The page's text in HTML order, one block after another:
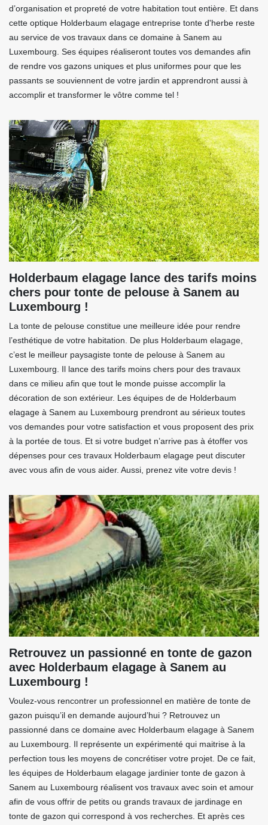
d’organisation et propreté de votre habitation tout entière. Et dans
cette optique Holderbaum elagage entreprise tonte d'herbe reste
au service de vos travaux dans ce domaine à Sanem au
Luxembourg. Ses équipes réaliseront toutes vos demandes afin
de rendre vos gazons uniques et plus uniformes pour que les
passants se souviennent de votre jardin et apprendront aussi à
accomplir et transformer le vôtre comme tel !
Holderbaum elagage lance des tarifs moins
chers pour tonte de pelouse à Sanem au
Luxembourg !
La tonte de pelouse constitue une meilleure idée pour rendre
l’esthétique de votre habitation. De plus Holderbaum elagage,
c’est le meilleur paysagiste tonte de pelouse à Sanem au
Luxembourg. Il lance des tarifs moins chers pour des travaux
dans ce milieu afin que tout le monde puisse accomplir la
décoration de son extérieur. Les équipes de de Holderbaum
elagage à Sanem au Luxembourg prendront au sérieux toutes
vos demandes pour votre satisfaction et vous proposent des prix
à la portée de tous. Et si votre budget n’arrive pas à étoffer vos
dépenses pour ces travaux Holderbaum elagage peut discuter
avec vous afin de vous aider. Aussi, prenez vite votre devis !
Retrouvez un passionné en tonte de gazon
avec Holderbaum elagage à Sanem au
Luxembourg !
Voulez-vous rencontrer un professionnel en matière de tonte de
gazon puisqu’il en demande aujourd’hui ? Retrouvez un
passionné dans ce domaine avec Holderbaum elagage à Sanem
au Luxembourg. Il représente un expérimenté qui maitrise à la
perfection tous les moyens de concrétiser votre projet. De ce fait,
les équipes de Holderbaum elagage jardinier tonte de gazon à
Sanem au Luxembourg réalisent vos travaux avec soin et amour
afin de vous offrir de petits ou grands travaux de jardinage en
tonte de gazon qui correspond à vos recherches. Et après ces